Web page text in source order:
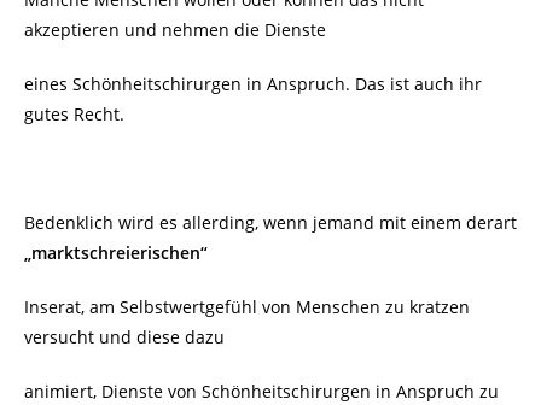
akzeptieren und nehmen die Dienste
eines Schönheitschirurgen in Anspruch. Das ist auch ihr
gutes Recht.
Bedenklich wird es allerding, wenn jemand mit einem derart
„marktschreierischen“
Inserat, am Selbstwertgefühl von Menschen zu kratzen
versucht und diese dazu
animiert, Dienste von Schönheitschirurgen in Anspruch zu